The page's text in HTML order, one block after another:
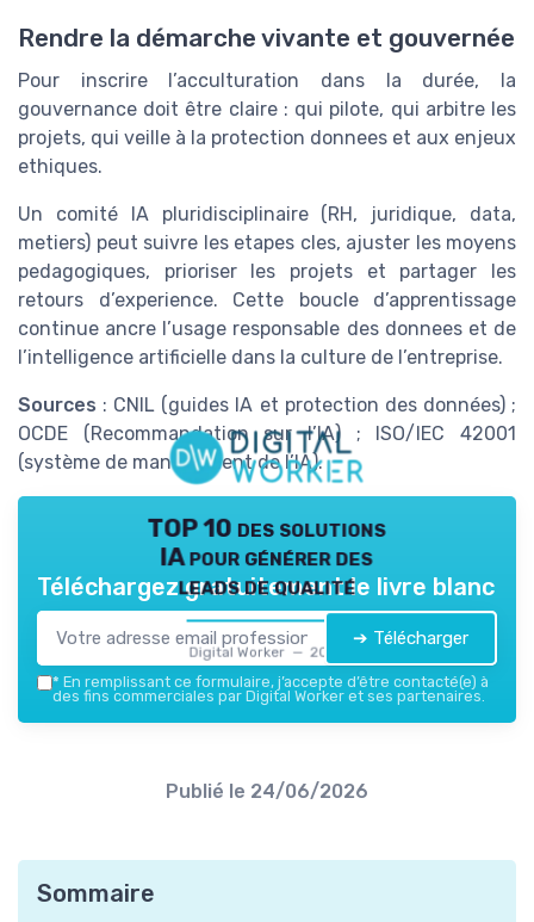
Rendre la démarche vivante et gouvernée
Pour inscrire l’acculturation dans la durée, la
gouvernance doit être claire : qui pilote, qui arbitre les
projets, qui veille à la protection donnees et aux enjeux
ethiques.
Un comité IA pluridisciplinaire (RH, juridique, data,
metiers) peut suivre les etapes cles, ajuster les moyens
pedagogiques, prioriser les projets et partager les
retours d’experience. Cette boucle d’apprentissage
continue ancre l’usage responsable des donnees et de
l’intelligence artificielle dans la culture de l’entreprise.
Sources : CNIL (guides IA et protection des données) ;
OCDE (Recommandation sur l’IA) ; ISO/IEC 42001
(système de management de l’IA).
TOP 10 des solutions
IA pour générer des
leads de qualité
Digital Worker — 2026
Téléchargez gratuitement le livre blanc
➔ Télécharger
* En remplissant ce formulaire, j’accepte d’être contacté(e) à
des fins commerciales par Digital Worker et ses partenaires.
Publié le 24/06/2026
Sommaire